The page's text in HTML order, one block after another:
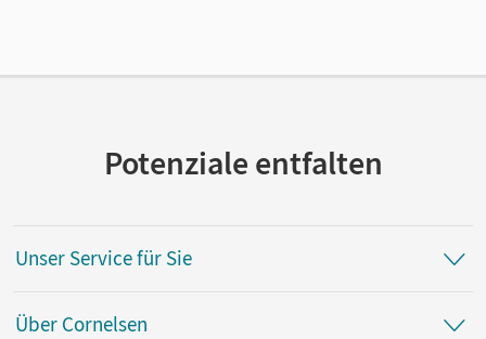
Potenziale entfalten
Unser Service für Sie
Über Cornelsen